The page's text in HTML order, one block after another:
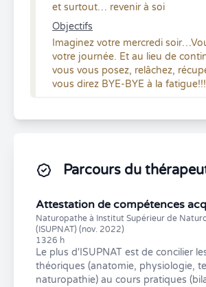
et surtout… revenir à soi
Objectifs
Imaginez votre mercredi
votre journée. Et au lieu de
vous vous posez, relâchez,
vous direz BYE-BYE à la fatigue!!!
Parcours du
Attestation de compétences
Naturopathe à Institut Supérieur de
(ISUPNAT) (nov. 2022)
1326 h
Le plus d'ISUPNAT est de concilier
théoriques (anatomie, physiologie,
naturopathie) au cours pratiques